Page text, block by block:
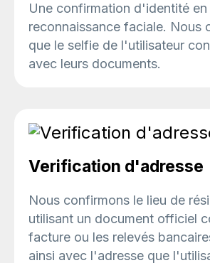
Une confirmation d'identité en
reconnaissance faciale. Nous
que le selfie de l'utilisateur
avec leurs documents.
Verification d'adresse
Nous confirmons le lieu de
utilisant un document officiel
facture ou les relevés
ainsi avec l'adresse que